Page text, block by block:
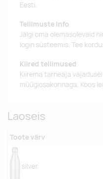
Eesti.
Tellimuste info
Jälgi oma olemasolevaid
login süsteemis. Tee
Kiired tellimused
Kiirema tarneaja
müügiosakonnaga. Koos
Laoseis
Toote värv
silver